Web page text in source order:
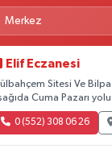
Elif Eczanesi
Sitesi Ve
Cuma Pazarı
0 (552) 308 06 26